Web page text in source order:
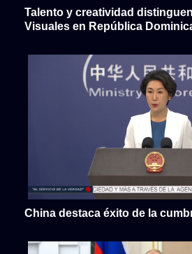
Talento y creatividad
Visuales en República
China destaca éxito de la